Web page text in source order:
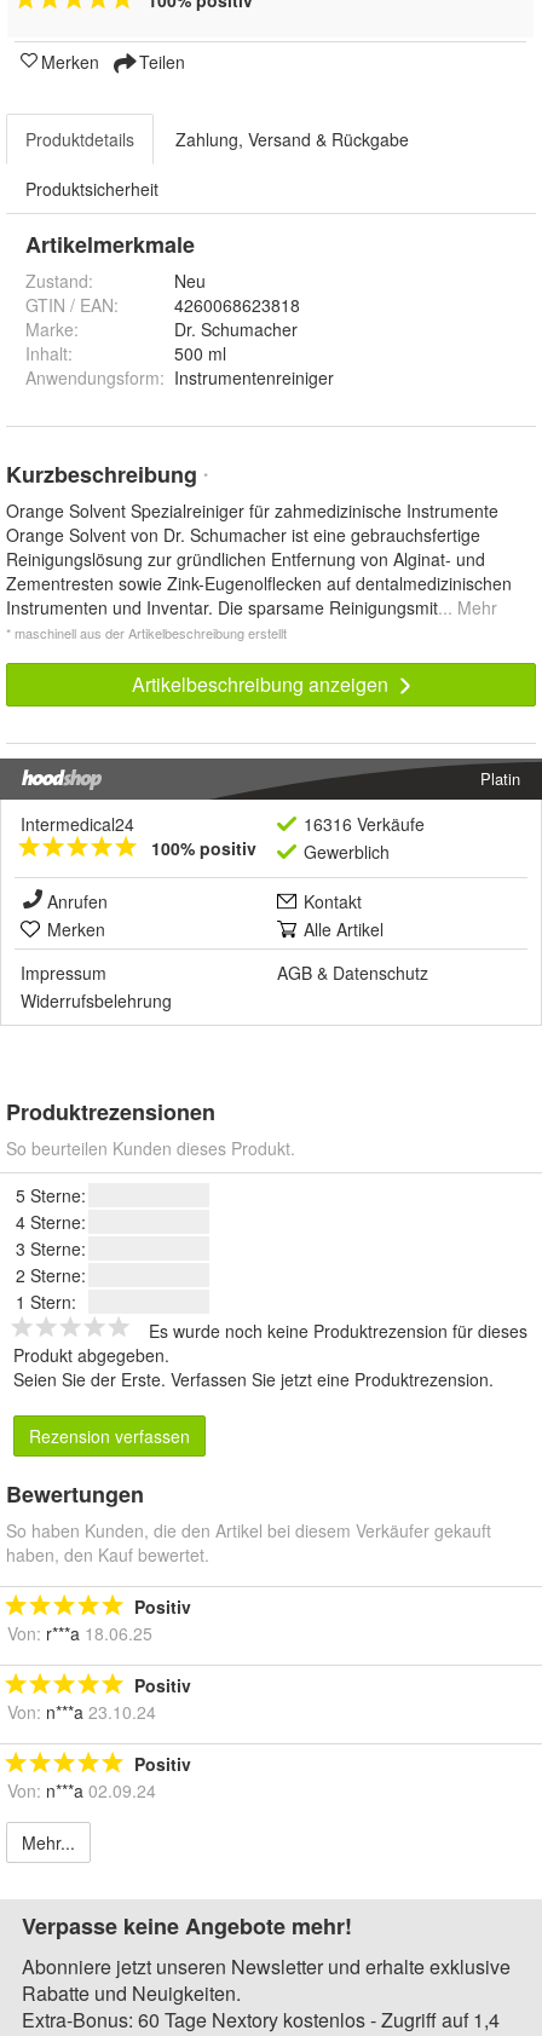
Merken Teilen
Produktdetails Zahlung, Versand & Rückgabe
Produktsicherheit
Artikelmerkmale
Zustand:
Neu
GTIN / EAN:
4260068623818
Marke:
Dr. Schumacher
Inhalt:
500 ml
Anwendungsform: Instrumentenreiniger
Kurzbeschreibung *
Orange Solvent Spezialreiniger für zahmedizinische Instrumente
Orange Solvent von Dr. Schumacher ist eine gebrauchsfertige
Reinigungslösung zur gründlichen Entfernung von Alginat- und
Zementresten sowie Zink-Eugenolflecken auf dentalmedizinischen
Instrumenten und Inventar. Die sparsame Reinigungsmit... Mehr
* maschinell aus der Artikelbeschreibung erstellt
Artikelbeschreibung anzeigen
Platin
Intermedical24
100% positiv
16316 Verkäufe
Gewerblich
Anrufen
Kontakt
Merken
Alle Artikel
Impressum
AGB & Datenschutz
Widerrufsbelehrung
Produktrezensionen
So beurteilen Kunden dieses Produkt.
5 Sterne:
4 Sterne:
3 Sterne:
2 Sterne:
1 Stern:
Es wurde noch keine Produktrezension für dieses
Produkt abgegeben.
Seien Sie der Erste. Verfassen Sie jetzt eine Produktrezension.
Rezension verfassen
Bewertungen
So haben Kunden, die den Artikel bei diesem Verkäufer gekauft
haben, den Kauf bewertet.
Positiv
Von: r***a 18.06.25
Positiv
Von: n***a 23.10.24
Positiv
Von: n***a 02.09.24
Mehr...
Verpasse keine Angebote mehr!
Abonniere jetzt unseren Newsletter und erhalte exklusive
Rabatte und Neuigkeiten.
Extra-Bonus: 60 Tage Nextory kostenlos - Zugriff auf 1,4